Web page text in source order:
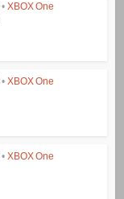
• XBOX One
• XBOX One
• XBOX One